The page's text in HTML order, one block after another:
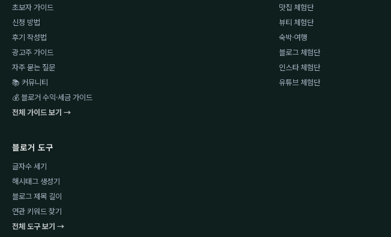
초보자 가이드
신청 방법
후기 작성법
광고주 가이드
자주 묻는 질문
📚 커뮤니티
💰 블로거 수익·세금 가이드
전체 가이드 보기 →
맛집 체험단
뷰티 체험단
숙박·여행
블로그 체험단
인스타 체험단
유튜브 체험단
블로거 도구
글자수 세기
해시태그 생성기
블로그 제목 길이
연관 키워드 찾기
전체 도구 보기 →